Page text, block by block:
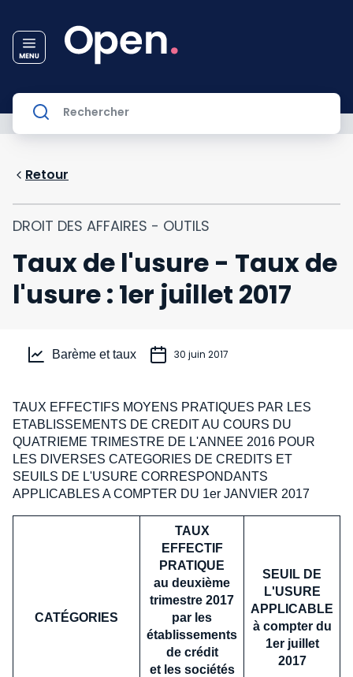
Retour
DROIT DES AFFAIRES - OUTILS
Taux de l'usure - Taux de
l'usure : 1er juillet 2017
Barème et taux 30 juin 2017
TAUX EFFECTIFS MOYENS PRATIQUES PAR LES
ETABLISSEMENTS DE CREDIT AU COURS DU
QUATRIEME TRIMESTRE DE L'ANNEE 2016 POUR
LES DIVERSES CATEGORIES DE CREDITS ET
SEUILS DE L'USURE CORRESPONDANTS
APPLICABLES A COMPTER DU 1er JANVIER 2017
CATÉGORIES
TAUX
EFFECTIF
PRATIQUE
au deuxième
trimestre 2017
par les
établissements
de crédit
et les sociétés
SEUIL DE
L'USURE
APPLICABLE
à compter du
1er juillet
2017